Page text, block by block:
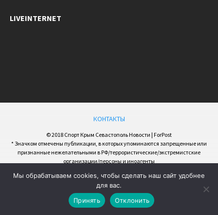
LIVEINTERNET
КОНТАКТЫ
© 2018 Спорт Крым Севастополь Новости | ForPost
* Значком отмечены публикации, в которых упоминаются запрещенные или
признанные нежелательными в РФ/террористические/экстремистские
организации/персоны и иноагенты
Мы обрабатываем cookies, чтобы сделать наш сайт удобнее
для вас.
Принять
Отклонить